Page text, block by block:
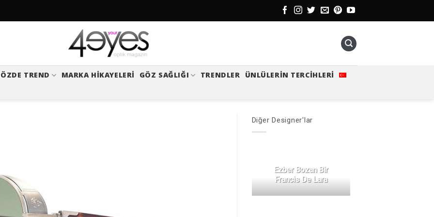
TREND MARKA HIKAYELERI GÖZ SAĞLIĞI TRENDLER ÜNLÜLERIN TERCIHLERI
Diğer Designer'lar
Ezber Bozan Bir
Francis De Lara